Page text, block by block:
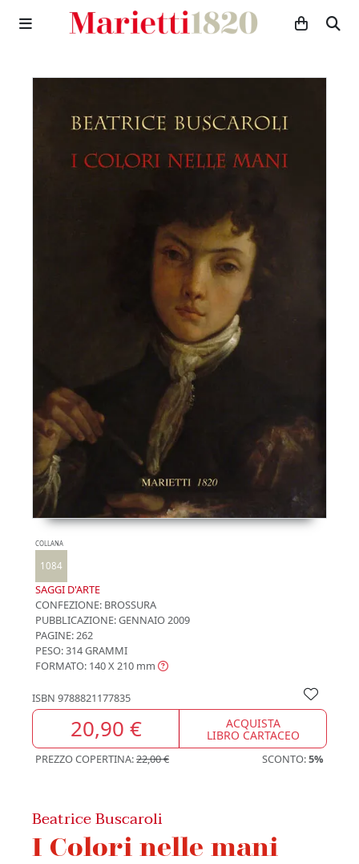
COLLANA
1084
SAGGI D'ARTE
CONFEZIONE: BROSSURA
PUBBLICAZIONE:GENNAIO 2009
PAGINE: 262
PESO: 314 GRAMMI
FORMATO: 140 X 210 mm
ISBN 9788821177835
20,90 € ACQUISTA
LIBRO CARTACEO
PREZZO COPERTINA:22,00 € SCONTO:5%
Beatrice Buscaroli
I Colori nelle mani